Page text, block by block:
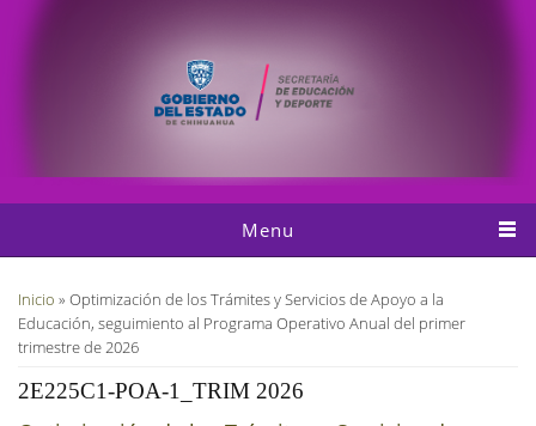
Menu
Usted está aquí
Inicio » Optimización de los Trámites y Servicios de Apoyo a la
Educación, seguimiento al Programa Operativo Anual del primer
trimestre de 2026
2E225C1-POA-1_TRIM 2026